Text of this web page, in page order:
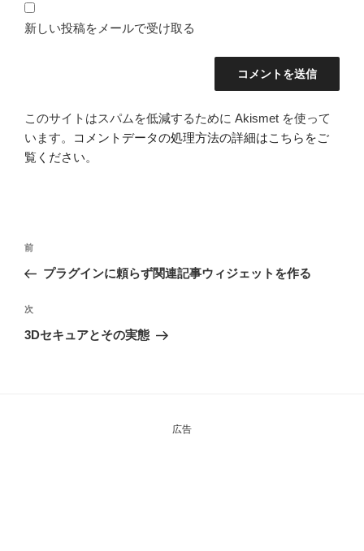
新しい投稿をメールで受け取る
このサイトはスパムを低減するために Akismet を使って
います。
コメントデータの処理方法の詳細はこちらをご
覧ください。
投
ナ
ビ
ゲ
前
の
稿
前
プラグインに頼らず関連記事ウィジェットを作る
次
の
次
3Dセキュアとその実態
広告